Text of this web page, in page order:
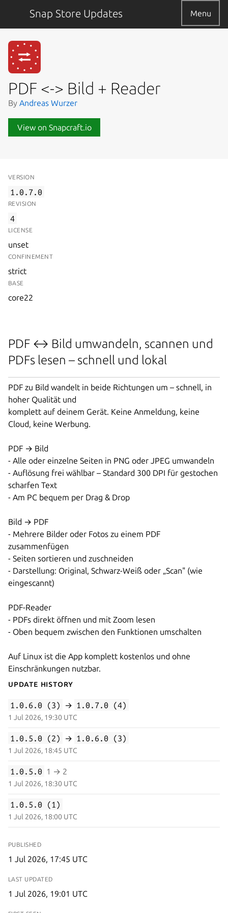
Snap Store Updates Menu
PDF <-> Bild + Reader
By Andreas Wurzer
View on Snapcraft.io
VERSION
1.0.7.0
REVISION
4
LICENSE
unset
CONFINEMENT
strict
BASE
core22
PDF ↔ Bild umwandeln, scannen und
PDFs lesen – schnell und lokal
PDF zu Bild wandelt in beide Richtungen um – schnell, in
hoher Qualität und
komplett auf deinem Gerät. Keine Anmeldung, keine
Cloud, keine Werbung.
PDF → Bild
- Alle oder einzelne Seiten in PNG oder JPEG umwandeln
- Auflösung frei wählbar – Standard 300 DPI für gestochen
scharfen Text
- Am PC bequem per Drag & Drop
Bild → PDF
- Mehrere Bilder oder Fotos zu einem PDF
zusammenfügen
- Seiten sortieren und zuschneiden
- Darstellung: Original, Schwarz-Weiß oder „Scan" (wie
eingescannt)
PDF-Reader
- PDFs direkt öffnen und mit Zoom lesen
- Oben bequem zwischen den Funktionen umschalten
Auf Linux ist die App komplett kostenlos und ohne
Einschränkungen nutzbar.
Update History
1.0.6.0 (3) → 1.0.7.0 (4)
1 Jul 2026, 19:30 UTC
1.0.5.0 (2) → 1.0.6.0 (3)
1 Jul 2026, 18:45 UTC
1.0.5.0 1 → 2
1 Jul 2026, 18:30 UTC
1.0.5.0 (1)
1 Jul 2026, 18:00 UTC
PUBLISHED
1 Jul 2026, 17:45 UTC
LAST UPDATED
1 Jul 2026, 19:01 UTC